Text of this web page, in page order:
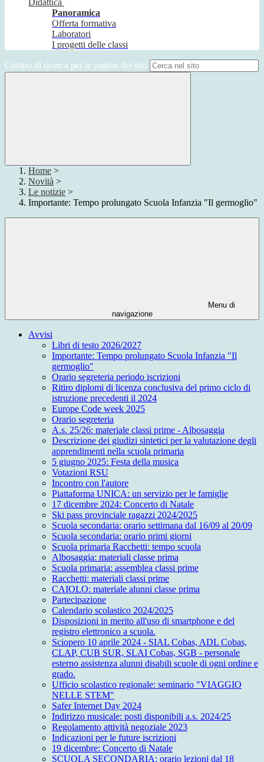
Didattica
Panoramica
Offerta formativa
Laboratori
I progetti delle classi
Campo di ricerca per le pagine del sito
Home >
Novità >
Le notizie >
Importante: Tempo prolungato Scuola Infanzia "Il germoglio"
Menu di
navigazione
Avvisi
Libri di testo 2026/2027
Importante: Tempo prolungato Scuola Infanzia "Il
germoglio"
Orario segreteria periodo iscrizioni
Ritiro diplomi di licenza conclusiva del primo ciclo di
istruzione precedenti il 2024
Europe Code week 2025
Orario segreteria
A.s. 25/26: materiale classi prime - Albosaggia
Descrizione dei giudizi sintetici per la valutazione degli
apprendimenti nella scuola primaria
5 giugno 2025: Festa della musica
Votazioni RSU
Incontro con l'autore
Piattaforma UNICA: un servizio per le famiglie
17 dicembre 2024: Concerto di Natale
Ski pass provinciale ragazzi 2024/2025
Scuola secondaria: orario settimana dal 16/09 al 20/09
Scuola secondaria: orario primi giorni
Scuola primaria Racchetti: tempo scuola
Albosaggia: materiali classe prima
Scuola primaria: assemblea classi prime
Racchetti: materiali classi prime
CAIOLO: materiale alunni classe prima
Partecipazione
Calendario scolastico 2024/2025
Disposizioni in merito all'uso di smartphone e del
registro elettronico a scuola.
Sciopero 10 aprile 2024 - SIAL Cobas, ADL Cobas,
CLAP, CUB SUR, SLAI Cobas, SGB - personale
esterno assistenza alunni disabili scuole di ogni ordine e
grado.
Ufficio scolastico regionale: seminario "VIAGGIO
NELLE STEM"
Safer Internet Day 2024
Indirizzo musicale: posti disponibili a.s. 2024/25
Regolamento attività negoziale 2023
Indicazioni per le future iscrizioni
19 dicembre: Concerto di Natale
SCUOLA SECONDARIA: orario lezioni dal 18